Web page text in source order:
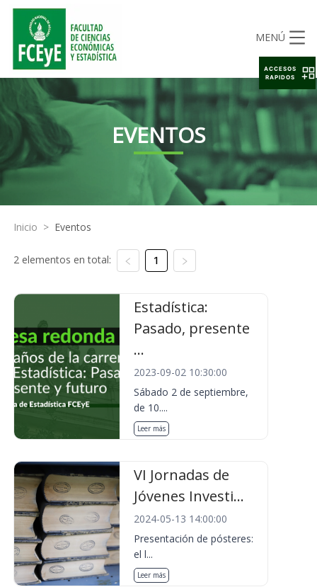
MENÚ
EVENTOS
Inicio > Eventos
2 elementos en total: 1
Estadística:
Pasado, presente
...
2023-09-02 10:30:00
Sábado 2 de septiembre,
de 10....
Leer más
VI Jornadas de
Jóvenes Investi...
2024-05-13 14:00:00
Presentación de pósteres:
el l...
Leer más
ACCESOS
RAPIDOS